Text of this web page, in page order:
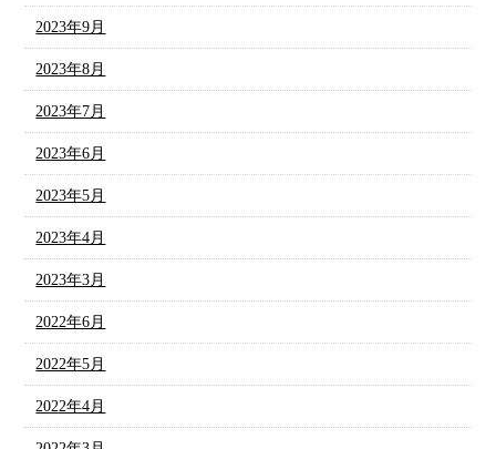
2023年9月
2023年8月
2023年7月
2023年6月
2023年5月
2023年4月
2023年3月
2022年6月
2022年5月
2022年4月